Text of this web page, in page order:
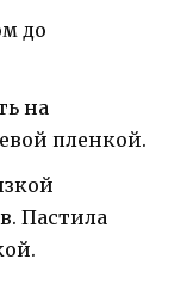
до
на
пленкой.
Пастила